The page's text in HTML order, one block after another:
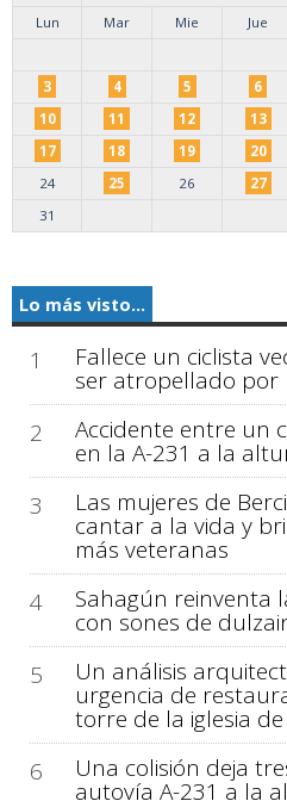
Lun
Mar Mie Jue
3
4 5 6
10
11 12 13
17
18 19 20
24
25 26 27
31
Lo más visto...
1 Fallece un ciclista
ser atropellado por
2
Accidente entre un
en la A-231 a la
3
Las mujeres de
cantar a la vida y
más veteranas
4
Sahagún reinventa
con sones de
5
Un análisis
urgencia de
torre de la iglesia
6
Una colisión deja
autovía A-231 a la